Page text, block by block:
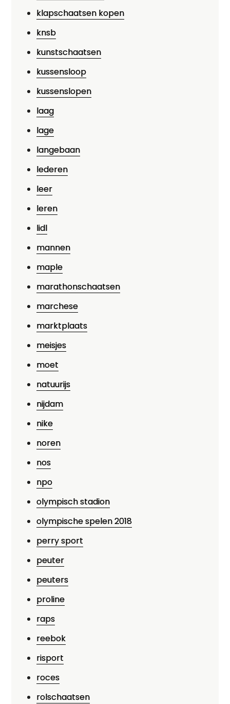
klapschaatsen kopen
knsb
kunstschaatsen
kussensloop
kussenslopen
laag
lage
langebaan
lederen
leer
leren
lidl
mannen
maple
marathonschaatsen
marchese
marktplaats
meisjes
moet
natuurijs
nijdam
nike
noren
nos
npo
olympisch stadion
olympische spelen 2018
perry sport
peuter
peuters
proline
raps
reebok
risport
roces
rolschaatsen